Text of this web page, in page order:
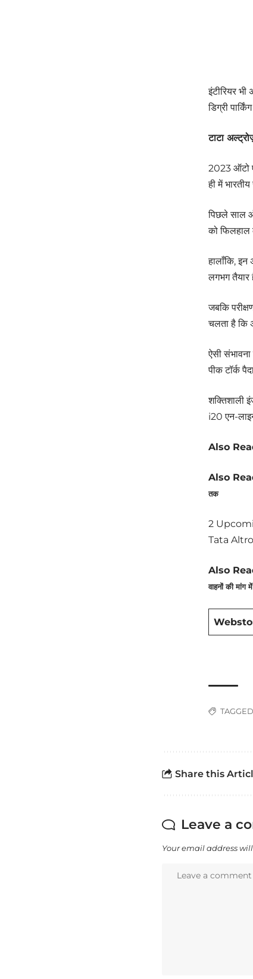
इंटीरियर
डिग्री
टाटा
2023 ऑटो
ही में
पिछले साल
को फिलहाल
हालाँकि, इन
लगभग तैयार
जबकि
चलता है कि
ऐसी
पीक टॉर्क
शक्तिशाली
i20 एन-
Also
Also
तक
2
Tata
Also
वाहनों की मांग
Share this
Leave a
Your email address